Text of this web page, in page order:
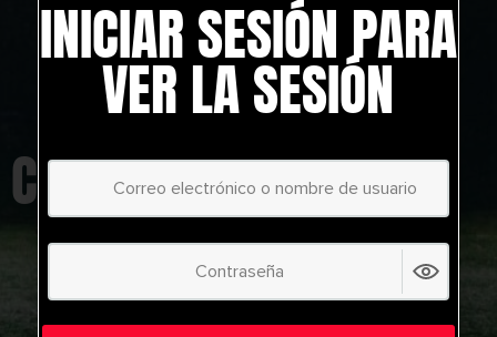
COREA DEL SUR
INICIAR SESIÓN PARA
VER LA SESIÓN